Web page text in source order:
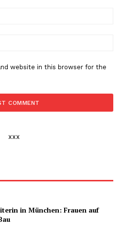
website in this browser for the
xxx
in München: Frauen auf